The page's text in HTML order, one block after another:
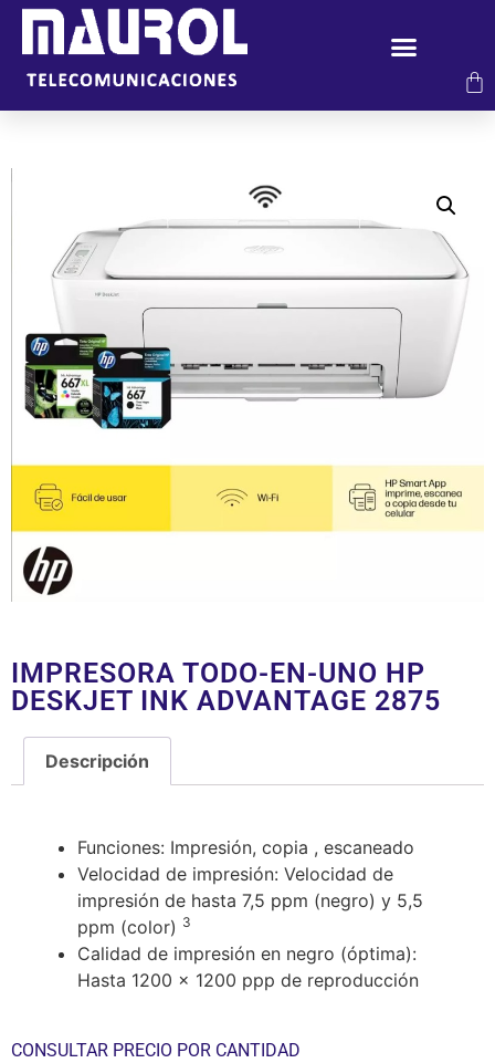
IMPRESORA TODO-EN-UNO HP
DESKJET INK ADVANTAGE 2875
Descripción
Funciones: Impresión, copia , escaneado
Velocidad de impresión: Velocidad de
impresión de hasta 7,5 ppm (negro) y 5,5
ppm (color) 3
Calidad de impresión en negro (óptima):
Hasta 1200 x 1200 ppp de reproducción
CONSULTAR PRECIO POR CANTIDAD